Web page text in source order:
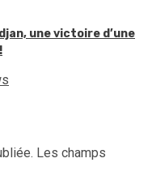
une victoire d’une
Les champs